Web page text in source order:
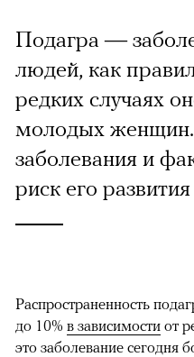
Подагра —
людей, как
редких случаях
молодых
заболевания и
риск его развития
Распространенность
до 10% в зависимости от
это заболевание сегодня